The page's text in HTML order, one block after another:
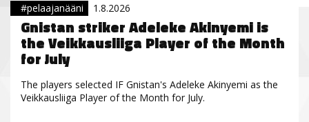
#pelaajanääni 1.8.2026
Gnistan striker Adeleke Akinyemi is
the Veikkausliiga Player of the Month
for July
The players selected IF Gnistan's Adeleke Akinyemi as the
Veikkausliiga Player of the Month for July.